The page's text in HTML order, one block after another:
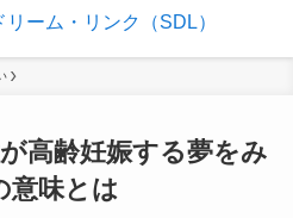
高齢妊娠する夢をみ
意味とは